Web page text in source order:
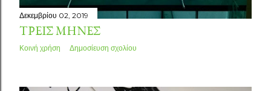
Δεκεμβρίου 02, 2019
ΤΡΕΙΣ ΜΉΝΕΣ
Κοινή χρήση Δημοσίευση σχολίου